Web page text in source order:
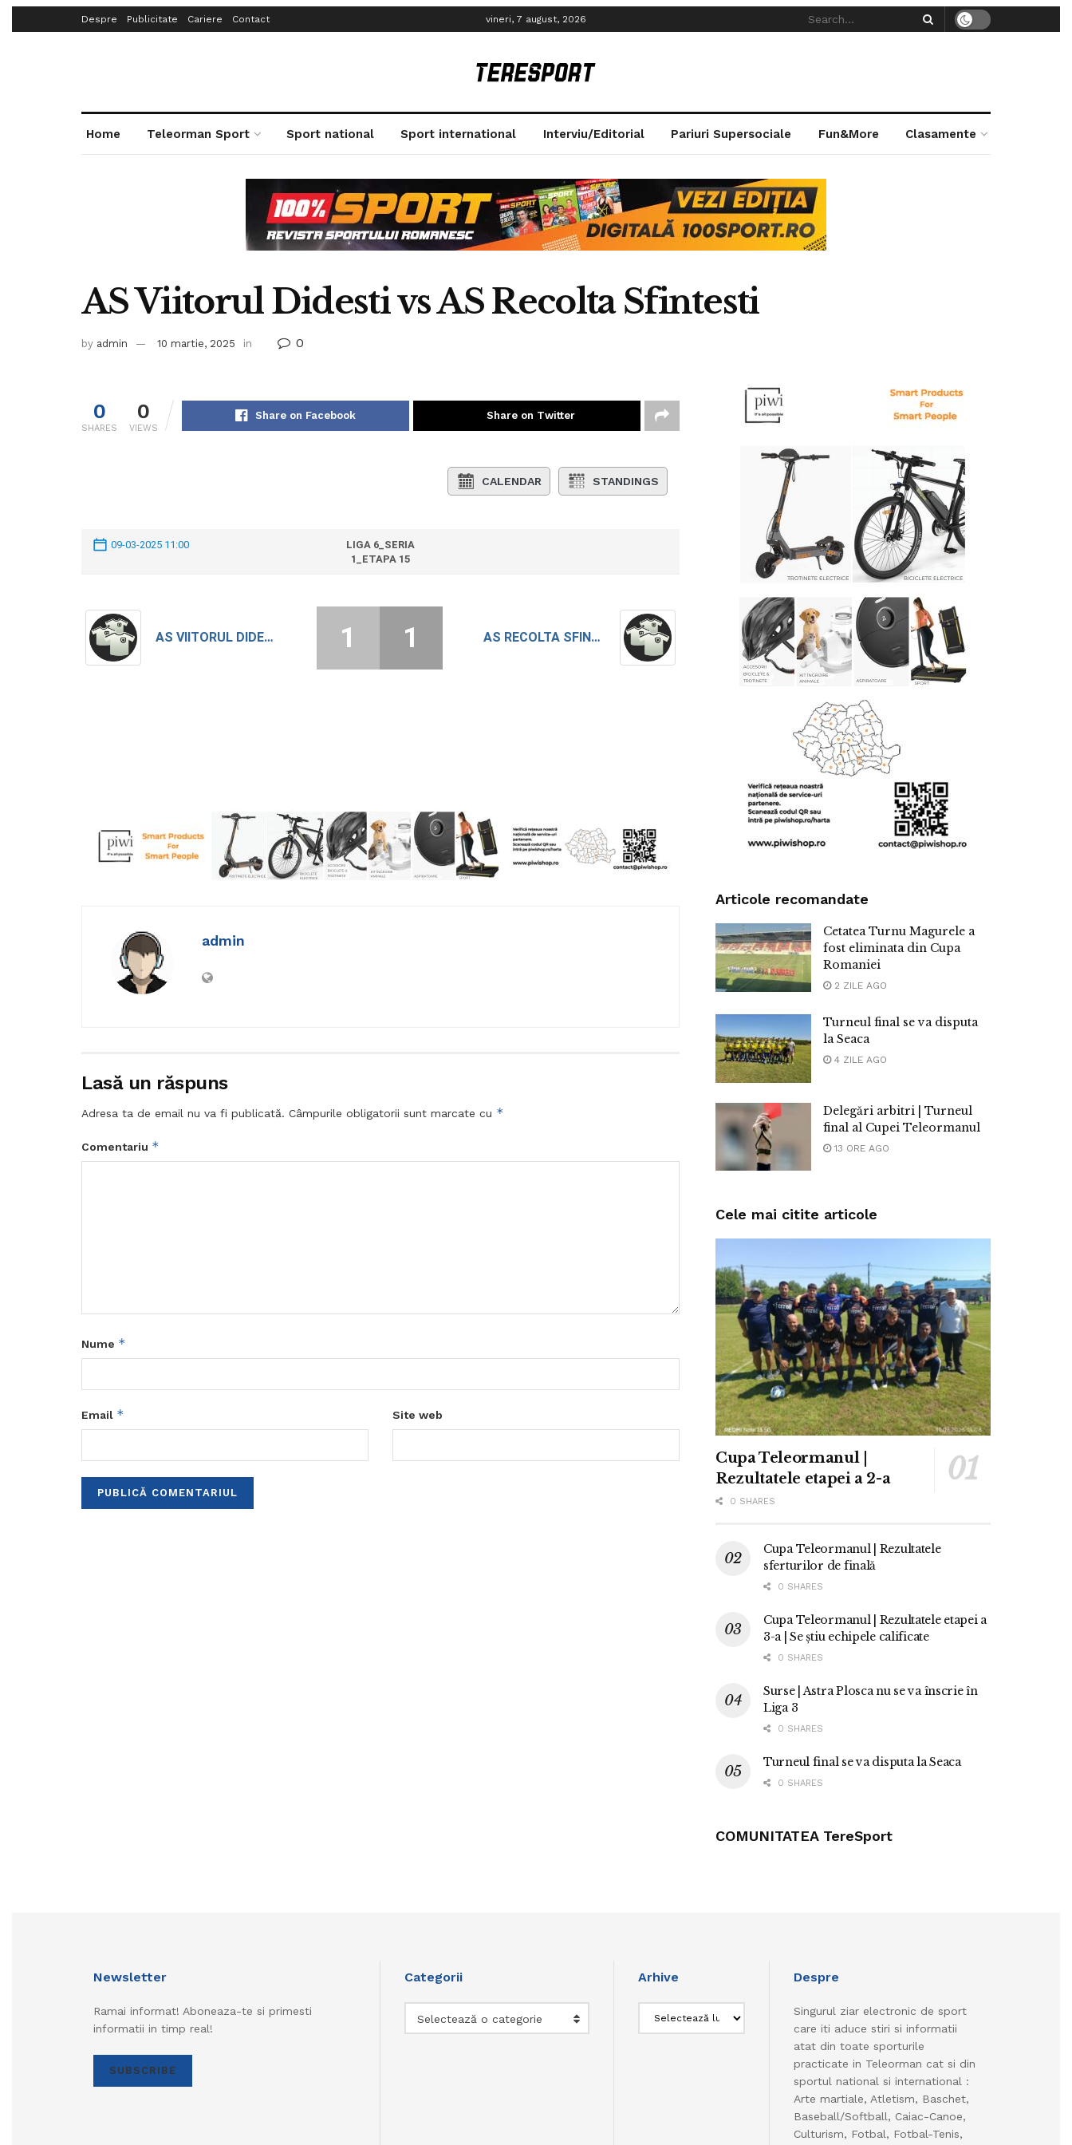
Despre Publicitate Cariere Contact vineri, 7 august, 2026
Home Teleorman Sport Sport national Sport international Interviu/Editorial Pariuri Supersociale Fun&More Clasamente
AS Viitorul Didesti vs AS Recolta Sfintesti
by admin 10 martie, 2025 in 0
0
SHARES
0
VIEWS
Share on Facebook Share on Twitter
CALENDAR STANDINGS
09-03-2025 11:00
LIGA 6_SERIA
1_ETAPA 15
AS VIITORUL DIDESTI AS RECOLTA SFINTESTI
1 1
admin
Lasă un răspuns
Adresa ta de email nu va fi publicată. Câmpurile obligatorii sunt marcate cu *
Comentariu *
Nume *
Email * Site web
Articole recomandate
Cetatea Turnu Magurele a
fost eliminata din Cupa
Romaniei
2 ZILE AGO
Turneul final se va disputa
la Seaca
4 ZILE AGO
Delegări arbitri | Turneul
final al Cupei Teleormanul
13 ORE AGO
Cele mai citite articole
Cupa Teleormanul |
Rezultatele etapei a 2-a
0 SHARES
Cupa Teleormanul | Rezultatele
sferturilor de finală
0 SHARES
Cupa Teleormanul | Rezultatele etapei a
3-a | Se știu echipele calificate
0 SHARES
Surse | Astra Plosca nu se va înscrie în
Liga 3
0 SHARES
Turneul final se va disputa la Seaca
0 SHARES
COMUNITATEA TereSport
Newsletter
Ramai informat! Aboneaza-te si primesti
informatii in timp real!
SUBSCRIBE
Categorii
Selectează o categorie
Arhive Despre
Singurul ziar electronic de sport
care iti aduce stiri si informatii
atat din toate sporturile
practicate in Teleorman cat si din
sportul national si international :
Arte martiale, Atletism, Baschet,
Baseball/Softball, Caiac-Canoe,
Culturism, Fotbal, Fotbal-Tenis,